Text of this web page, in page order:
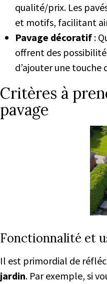
qualité/prix. Les
et motifs, facilitant
Pavage décoratif :
offrent des
d’ajouter une touche
Critères à
pavage
Fonctionnalité et
Il est primordial de
jardin. Par exemple, si